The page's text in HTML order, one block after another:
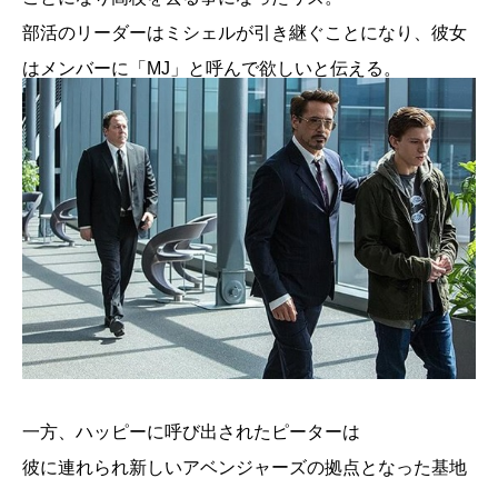
部活のリーダーはミシェルが引き継ぐことになり、彼女
はメンバーに「MJ」と呼んで欲しいと伝える。
一方、ハッピーに呼び出されたピーターは
彼に連れられ新しいアベンジャーズの拠点となった基地